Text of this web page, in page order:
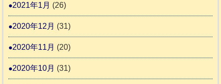
2021年1月 (26)
2020年12月 (31)
2020年11月 (20)
2020年10月 (31)